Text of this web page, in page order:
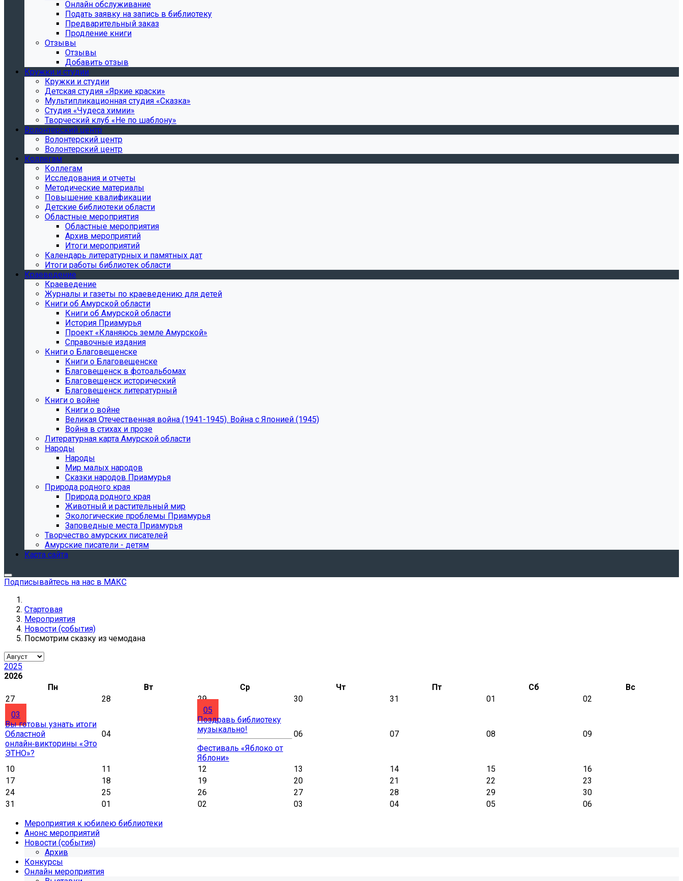
Онлайн обслуживание
Подать заявку на запись в библиотеку
Предварительный заказ
Продление книги
Отзывы
Отзывы
Добавить отзыв
Кружки и студии
Кружки и студии
Детская студия «Яркие краски»
Мультипликационная студия «Сказка»
Студия «Чудеса химии»
Творческий клуб «Не по шаблону»
Волонтерский центр
Волонтерский центр
Волонтерский центр
Коллегам
Коллегам
Исследования и отчеты
Методические материалы
Повышение квалификации
Детские библиотеки области
Областные мероприятия
Областные мероприятия
Архив мероприятий
Итоги мероприятий
Календарь литературных и памятных дат
Итоги работы библиотек области
Краеведение
Краеведение
Журналы и газеты по краеведению для детей
Книги об Амурской области
Книги об Амурской области
История Приамурья
Проект «Кланяюсь земле Амурской»
Справочные издания
Книги о Благовещенске
Книги о Благовещенске
Благовещенск в фотоальбомах
Благовещенск исторический
Благовещенск литературный
Книги о войне
Книги о войне
Великая Отечественная война (1941-1945). Война с Японией (1945)
Война в стихах и прозе
Литературная карта Амурской области
Народы
Народы
Мир малых народов
Сказки народов Приамурья
Природа родного края
Природа родного края
Животный и растительный мир
Экологические проблемы Приамурья
Заповедные места Приамурья
Творчество амурских писателей
Амурские писатели - детям
Карта сайта
Подписывайтесь на нас в МАКС
Стартовая
Мероприятия
Новости (события)
Посмотрим сказку из чемодана
2025
2026
Пн
Вт Ср Чт Пт Сб
Вс
27
28 29 30 31 01
02
03
Вы готовы узнать итоги
Областной
онлайн‑викторины «Это
ЭТНО»?
04
05
Поздравь библиотеку
музыкально!
Фестиваль «Яблоко от
Яблони»
06 07 08 09
10 11 12 13 14 15
16
17
18 19 20 21 22
23
24
25 26 27 28 29
30
31
01 02 03 04 05
06
Мероприятия к юбилею библиотеки
Анонс мероприятий
Новости (события)
Архив
Конкурсы
Онлайн мероприятия